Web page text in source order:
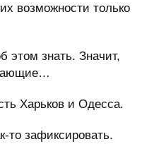
возможности только
этом знать. Значит,
Харьков и Одесса.
то зафиксировать.